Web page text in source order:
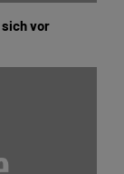
vor